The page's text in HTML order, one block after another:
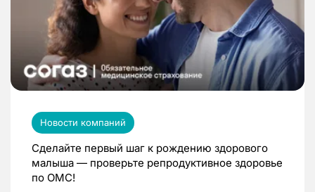
Новости компаний
Сделайте первый шаг к рождению здорового
малыша — проверьте репродуктивное здоровье
по ОМС!